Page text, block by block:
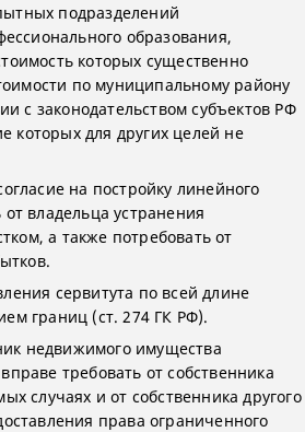
подразделений
образования,
которых существенно
по муниципальному району
с законодательством субъектов РФ
которых для других целей не
на постройку линейного
владельца устранения
а также потребовать от
сервитута по всей длине
границ (ст. 274 ГК РФ).
недвижимого имущества
требовать от собственника
случаях и от собственника другого
права ограниченного